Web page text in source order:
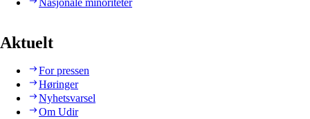
Nasjonale minoriteter
Aktuelt
For pressen
Høringer
Nyhetsvarsel
Om Udir